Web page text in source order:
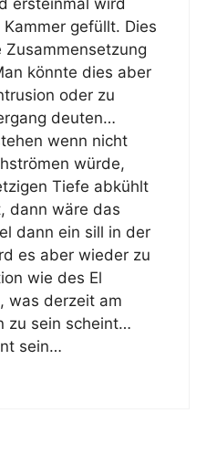
gefüllt. Dies
könnte dies aber
oder zu
deuten…
wenn nicht
würde,
Tiefe abkühlt
dann wäre das
dann ein sill in der
es aber wieder zu
wie des El
was derzeit am
zu sein scheint…
sein…